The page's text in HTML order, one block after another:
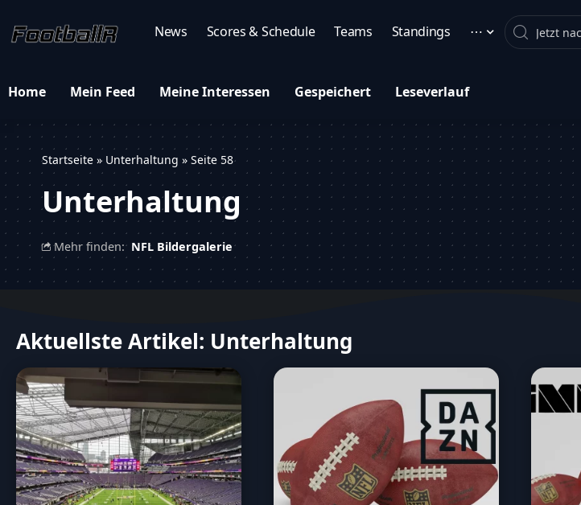
News Scores & Schedule Teams Standings ⋯ Search
Home Mein Feed Meine Interessen Gespeichert Leseverlauf
Startseite » Unterhaltung » Seite 58
Unterhaltung
Mehr finden: NFL Bildergalerie
Aktuellste Artikel: Unterhaltung